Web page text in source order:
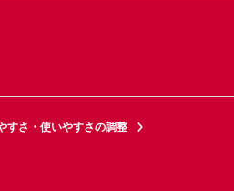
すさ・使いやすさの調整